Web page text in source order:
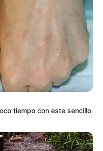
tiempo con este sencillo